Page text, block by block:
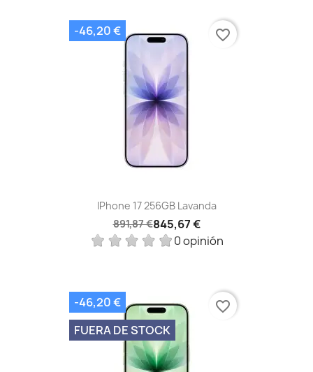
IPhone 17 256GB Lavanda
891,87 €845,67 €
0 opinión
-46,20 € favorite_border
-46,20 €
FUERA DE STOCK
favorite_border